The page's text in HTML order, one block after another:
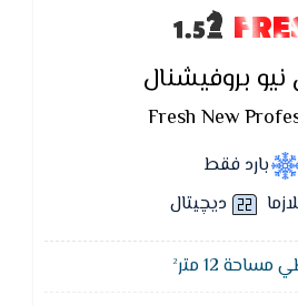
بروفيشنال
Fresh New
بارد فقط
ديچيتال
12 متر²